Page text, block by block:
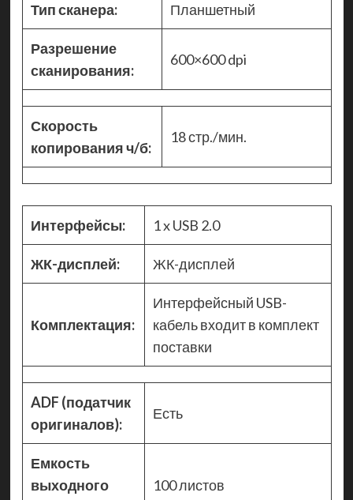
Тип сканера: Планшетный
Разрешение
сканирования:
600×600 dpi
Скорость
копирования ч/б:
18 стр./мин.
Интерфейсы: 1 x USB 2.0
ЖК-дисплей: ЖК-дисплей
Комплектация:
Интерфейсный USB-
кабель входит в комплект
поставки
ADF (податчик
оригиналов):
Есть
Емкость
выходного
100 листов